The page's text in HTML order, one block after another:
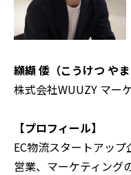
纐纈 倭（こうけつ やま
株式会社WUUZY マー
‍【プロフィール】
EC物流スタートアップ
営業、マーケティング